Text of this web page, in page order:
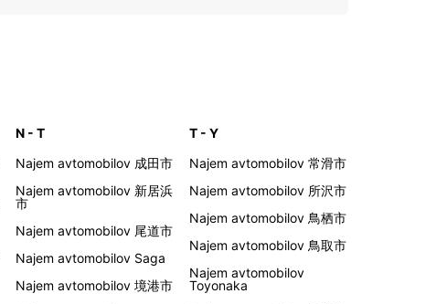
N - T
Najem avtomobilov 成田市
Najem avtomobilov 新居浜
市
Najem avtomobilov 尾道市
Najem avtomobilov Saga
Najem avtomobilov 境港市
T - Y
Najem avtomobilov 常滑市
Najem avtomobilov 所沢市
Najem avtomobilov 鳥栖市
Najem avtomobilov 鳥取市
Najem avtomobilov
Toyonaka